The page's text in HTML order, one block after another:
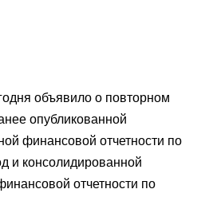
S.R.L
инвесторов
Институт
Реформы
стандарты
youtube telegram
объявило о повторном
опубликованной
финансовой отчетности по
и консолидированной
отчетности по